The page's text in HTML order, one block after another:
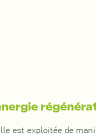
est exploitée de